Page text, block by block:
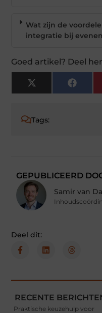
Wat zijn de
integratie bij
Goed artikel? Deel
X
(Twitter)
Tags:
GEPUBLICEERD
Samir van
Deel dit:
RECENTE
Praktische keuzehulp voor